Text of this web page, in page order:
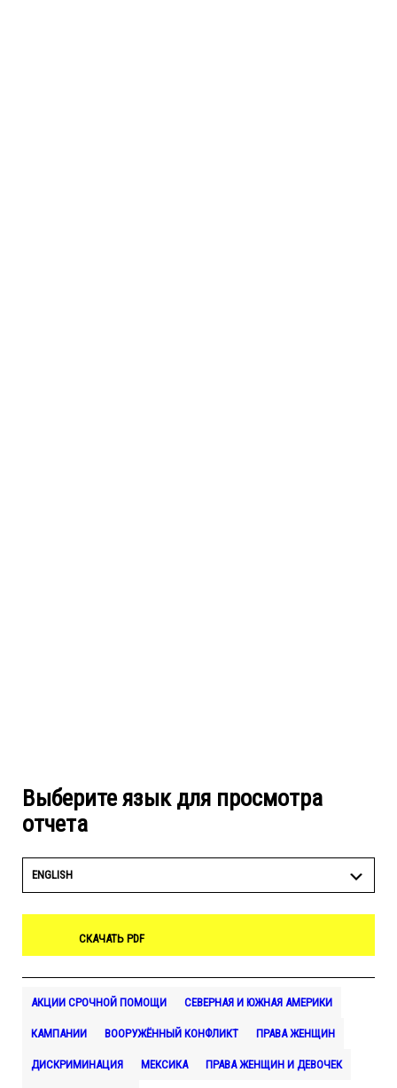
Выберите язык для просмотра
отчета
ENGLISH
СКАЧАТЬ PDF
АКЦИИ СРОЧНОЙ ПОМОЩИ СЕВЕРНАЯ И ЮЖНАЯ АМЕРИКИ
КАМПАНИИ ВООРУЖЁННЫЙ КОНФЛИКТ ПРАВА ЖЕНЩИН
ДИСКРИМИНАЦИЯ МЕКСИКА ПРАВА ЖЕНЩИН И ДЕВОЧЕК